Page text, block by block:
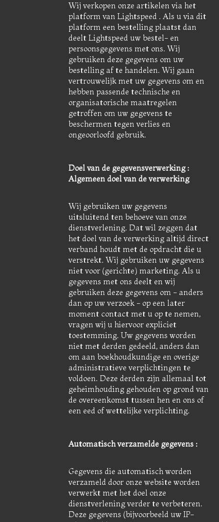
Wij verkopen onze artikelen via het
platform van Lightspeed . Als u via dit
platform een bestelling plaatst dan
deelt Lightspeed uw bestel- en
persoonsgegevens met ons. Wij
gebruiken deze gegevens om uw
bestelling af te handelen. Wij gaan
vertrouwelijk met uw gegevens om en
hebben passende technische en
organisatorische maatregelen
getroffen om uw gegevens te
beschermen tegen verlies en
ongeoorloofd gebruik.
Doel van de gegevensverwerking :
Algemeen doel van de verwerking
Wij gebruiken uw gegevens
uitsluitend ten behoeve van onze
dienstverlening. Dat wil zeggen dat
het doel van de verwerking altijd direct
verband houdt met de opdracht die u
verstrekt. Wij gebruiken uw gegevens
niet voor (gerichte) marketing. Als u
gegevens met ons deelt en wij
gebruiken deze gegevens om - anders
dan op uw verzoek - op een later
moment contact met u op te nemen,
vragen wij u hiervoor expliciet
toestemming. Uw gegevens worden
niet met derden gedeeld, anders dan
om aan boekhoudkundige en overige
administratieve verplichtingen te
voldoen. Deze derden zijn allemaal tot
geheimhouding gehouden op grond van
de overeenkomst tussen hen en ons of
een eed of wettelijke verplichting.
Automatisch verzamelde gegevens :
Gegevens die automatisch worden
verzameld door onze website worden
verwerkt met het doel onze
dienstverlening verder te verbeteren.
Deze gegevens (bijvoorbeeld uw IP-